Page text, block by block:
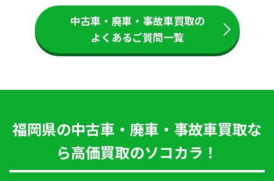
中古車・廃車・事故車買取の
よくあるご質問一覧
福岡県の中古車・廃車・事故車買取な
ら高価買取のソコカラ！